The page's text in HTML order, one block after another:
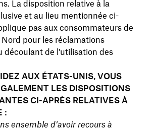
La disposition relative à la
et au lieu mentionnée ci-
pas aux consommateurs de
Nord pour les réclamations
découlant de l’utilisation des
AUX ÉTATS-UNIS, VOUS
LES DISPOSITIONS
CI-APRÈS RELATIVES À
:
ensemble d’avoir recours à